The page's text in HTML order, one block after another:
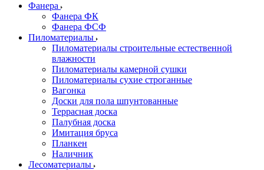
Фанера
Фанера ФК
Фанера ФСФ
Пиломатериалы
Пиломатериалы строительные естественной
влажности
Пиломатериалы камерной сушки
Пиломатериалы сухие строганные
Вагонка
Доски для пола шпунтованные
Террасная доска
Палубная доска
Имитация бруса
Планкен
Наличник
Лесоматериалы